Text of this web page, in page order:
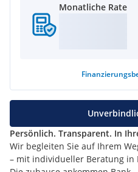
Monatliche Rate
Persönlich. Transparent. In
Wir begleiten Sie auf Ihrem
– mit individueller Beratung in